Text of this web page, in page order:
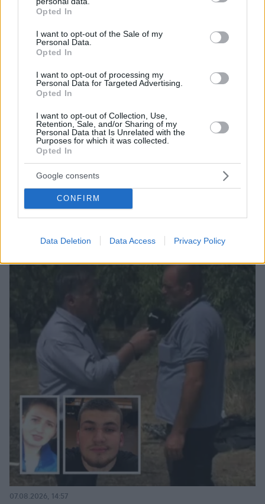
grant or deny consent to Google and its third-party tags to
use your data for below specified purposes in below Google
consent section.
Opted In
I want to opt-out of the Sale of my
Personal Data.
Opted In
I want to opt-out of processing my
Personal Data for Targeted Advertising.
Opted In
I want to opt-out of Collection, Use,
Retention, Sale, and/or Sharing of my
Personal Data that Is Unrelated with the
Purposes for which it was collected.
Opted In
Google consents
CONFIRM
Data Deletion Data Access Privacy Policy
Είδος υπό εξαφάνιση οι υπερπολύτεκνοι στην
Ελλάδα που γερνάει: Τα... δύο ταψιά μεσημεριανό,
τα επιδόματα, η καθημερινότητά τους
07.08.2026, 14:57